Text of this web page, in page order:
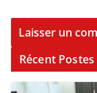
Récent Postes